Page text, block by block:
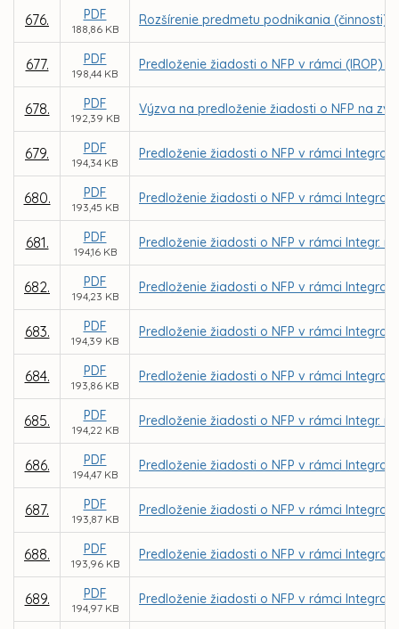
676. PDF
188,86 KB
Rozšírenie predmetu podnikania (činnosti)
677. PDF
198,44 KB
Predloženie žiadosti o NFP v rámci (IROP)
678. PDF
192,39 KB
Výzva na predloženie žiadosti o NFP na
679. PDF
194,34 KB
Predloženie žiadosti o NFP v rámci
680. PDF
193,45 KB
Predloženie žiadosti o NFP v rámci
681. PDF
194,16 KB
Predloženie žiadosti o NFP v rámci Integr.
682. PDF
194,23 KB
Predloženie žiadosti o NFP v rámci
683. PDF
194,39 KB
Predloženie žiadosti o NFP v rámci
684. PDF
193,86 KB
Predloženie žiadosti o NFP v rámci
685. PDF
194,22 KB
Predloženie žiadosti o NFP v rámci Integr.
686. PDF
194,47 KB
Predloženie žiadosti o NFP v rámci
687. PDF
193,87 KB
Predloženie žiadosti o NFP v rámci
688. PDF
193,96 KB
Predloženie žiadosti o NFP v rámci
689. PDF
194,97 KB
Predloženie žiadosti o NFP v rámci